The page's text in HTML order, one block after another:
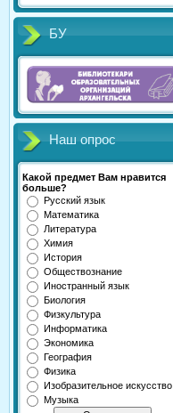
БУ
Наш опрос
Какой предмет Вам нравится
больше?
Русский язык
Математика
Литература
Химия
История
Обществознание
Иностранный язык
Биология
Физкультура
Информатика
Экономика
География
Физика
Изобразительное искусство
Музыка